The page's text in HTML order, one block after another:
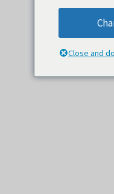
Close and